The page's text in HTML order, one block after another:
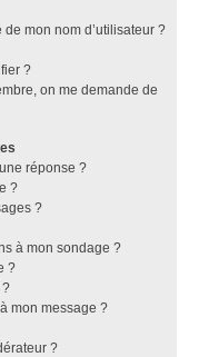
mon nom d’utilisateur ?
?
on me demande de
réponse ?
?
?
à mon sondage ?
?
?
mon message ?
?